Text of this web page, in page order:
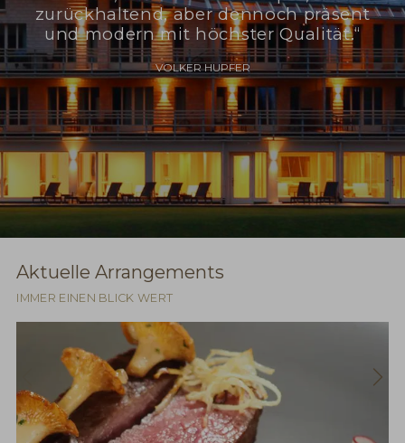
zurückhaltend, aber dennoch präsent
und modern mit höchster Qualität.“
VOLKER HUPFER
Aktuelle Arrangements
IMMER EINEN BLICK WERT